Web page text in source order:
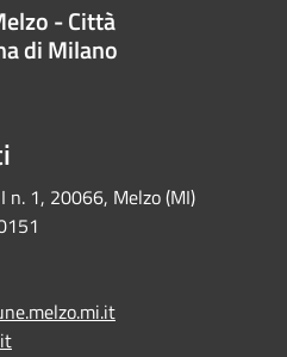
- Città
di Milano
n. 1, 20066, Melzo (MI)